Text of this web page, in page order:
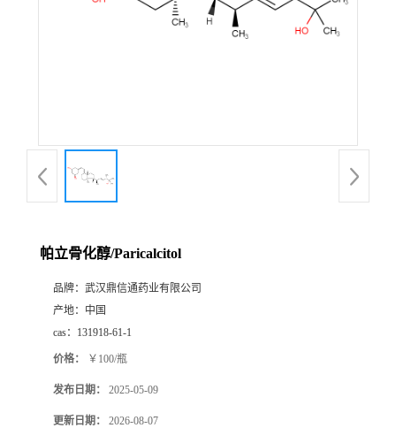
产
帕立骨化醇/Paricalcitol
品牌： 武汉鼎信通药业有限公司
产地： 中国
cas： 131918-61-1
价格： ￥100/瓶
发布日期： 2025-05-09
更新日期： 2026-08-07